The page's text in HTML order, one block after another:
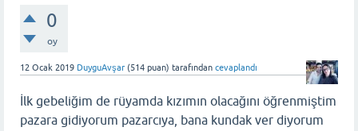
0
oy
12 Ocak 2019 DuyguAvşar (514 puan) tarafından cevaplandı
İlk gebeliğim de rüyamda kızımın olacağını öğrenmiştim
pazara gidiyorum pazarcıya, bana kundak ver diyorum